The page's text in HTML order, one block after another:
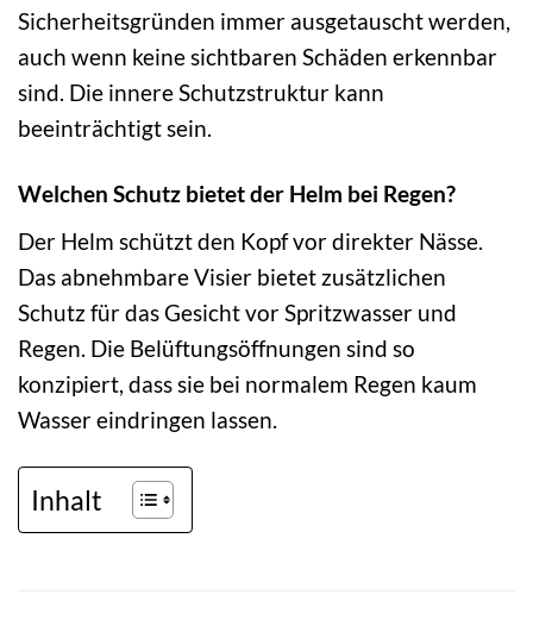
Sicherheitsgründen immer ausgetauscht werden,
auch wenn keine sichtbaren Schäden erkennbar
sind. Die innere Schutzstruktur kann
beeinträchtigt sein.
Welchen Schutz bietet der Helm bei Regen?
Der Helm schützt den Kopf vor direkter Nässe.
Das abnehmbare Visier bietet zusätzlichen
Schutz für das Gesicht vor Spritzwasser und
Regen. Die Belüftungsöffnungen sind so
konzipiert, dass sie bei normalem Regen kaum
Wasser eindringen lassen.
Inhalt